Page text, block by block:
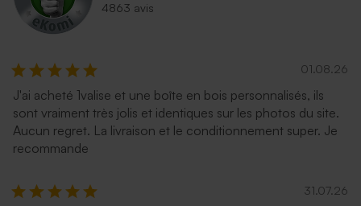
4863 avis
01.08.26
J'ai acheté 1valise et une boîte en bois personnalisés, ils
sont vraiment très jolis et identiques sur les photos du site.
Aucun regret. La livraison et le conditionnement super. Je
recommande
31.07.26